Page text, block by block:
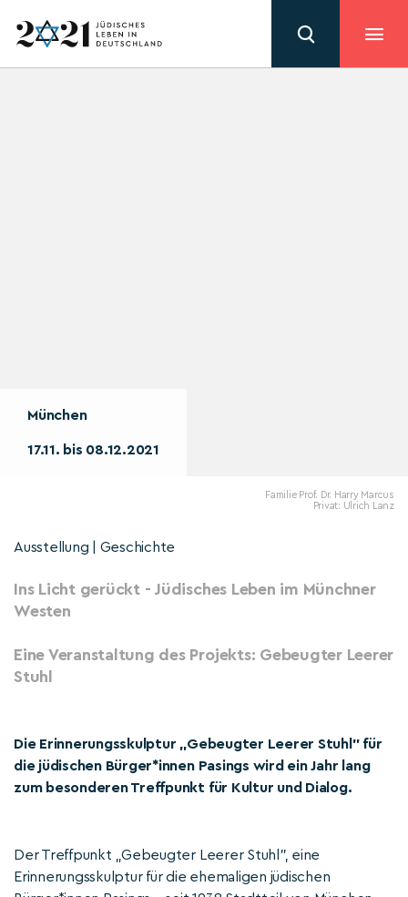
München
17.11. bis 08.12.2021
Familie Prof. Dr. Harry Marcus
Privat: Ulrich Lanz
Ausstellung | Geschichte
Ins Licht gerückt - Jüdisches Leben im Münchner
Westen
Eine Veranstaltung des Projekts: Gebeugter Leerer
Stuhl
Die Erinnerungsskulptur „Gebeugter Leerer Stuhl" für
die jüdischen Bürger*innen Pasings wird ein Jahr lang
zum besonderen Treffpunkt für Kultur und Dialog.
Der Treffpunkt „Gebeugter Leerer Stuhl", eine
Erinnerungsskulptur für die ehemaligen jüdischen